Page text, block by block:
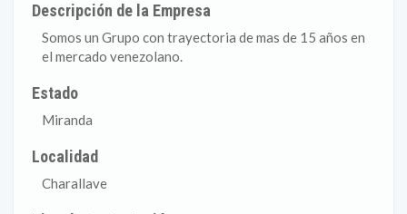
Descripción de la Empresa
Somos un Grupo con trayectoria de mas de 15 años en
el mercado venezolano.
Estado
Miranda
Localidad
Charallave